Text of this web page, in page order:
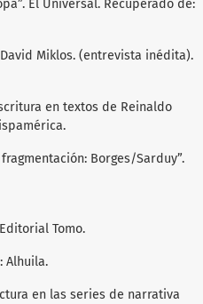
El Universal. Recuperado de:
Miklos. (entrevista inédita).
en textos de Reinaldo
Borges/Sarduy”.
Tomo.
Alhuila.
en las series de narrativa